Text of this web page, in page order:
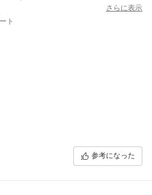
さらに表示
ト
参考になった